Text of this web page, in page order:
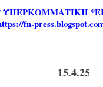
fn-press.blogspot.com
15.4.25